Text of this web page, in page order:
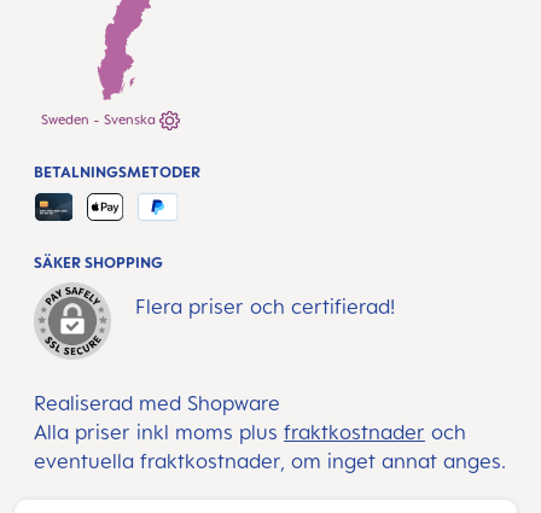
Sweden - Svenska
Realiserad med Shopware
Alla priser inkl moms plus fraktkostnader och
eventuella fraktkostnader, om inget annat anges.
SÄKER SHOPPING
Flera priser och certifierad!
BETALNINGSMETODER